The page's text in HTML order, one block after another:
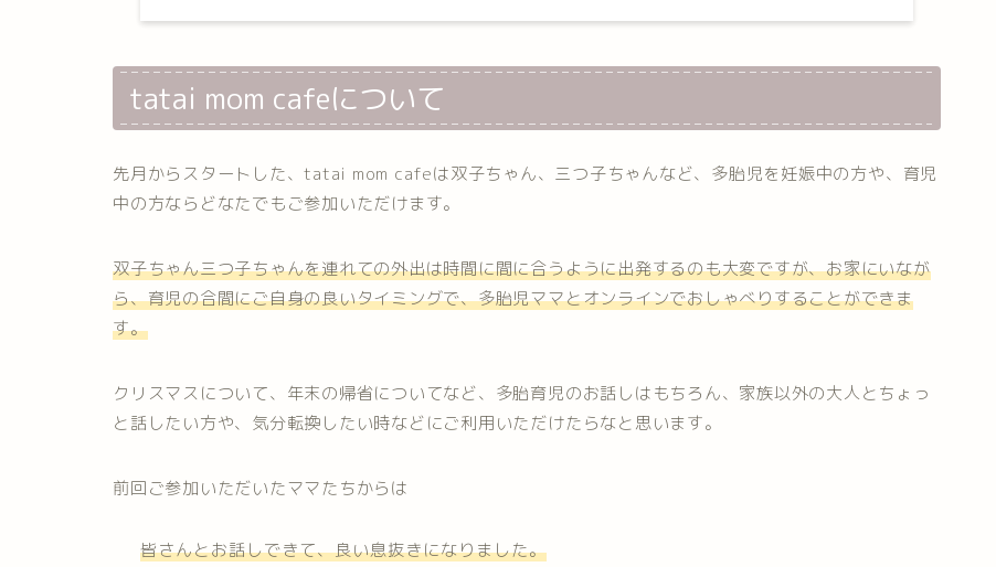
tatai mom cafeについて
先月からスタートした、tatai mom cafeは双子ちゃん、三つ子ちゃんなど、多胎児を妊娠中の方や、育児
中の方ならどなたでもご参加いただけます。
双子ちゃん三つ子ちゃんを連れての外出は時間に間に合うように出発するのも大変ですが、お家にいなが
ら、育児の合間にご自身の良いタイミングで、多胎児ママとオンラインでおしゃべりすることができま
す。
クリスマスについて、年末の帰省についてなど、多胎育児のお話しはもちろん、家族以外の大人とちょっ
と話したい方や、気分転換したい時などにご利用いただけたらなと思います。
前回ご参加いただいたママたちからは
皆さんとお話しできて、良い息抜きになりました。